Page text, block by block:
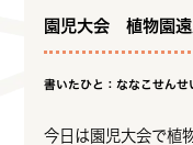
園児大会 植物園遠
書いたひと：ななこせんせ
今日は園児大会で植